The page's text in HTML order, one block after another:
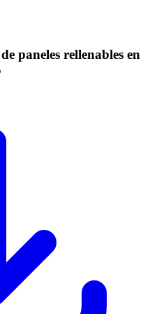
paneles rellenables en